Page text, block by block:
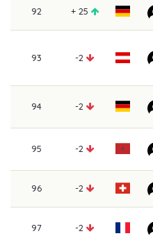
92 + 25
93 -2
94 -2
95 -2
96 -2
97 -2